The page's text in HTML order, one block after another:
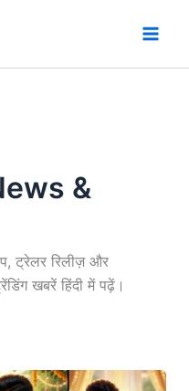
&
ट्रेलर रिलीज़ और
खबरें हिंदी में पढ़ें।